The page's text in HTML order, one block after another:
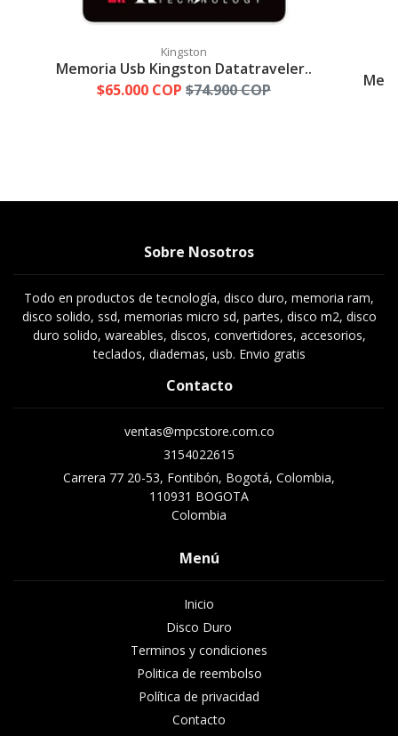
Kingston
Memoria Usb Kingston Datatraveler..
$65.000 COP $74.900 COP
Sobre Nosotros
Todo en productos de tecnología, disco duro, memoria ram,
disco solido, ssd, memorias micro sd, partes, disco m2, disco
duro solido, wareables, discos, convertidores, accesorios,
teclados, diademas, usb. Envio gratis
Contacto
ventas@mpcstore.com.co
3154022615
Carrera 77 20-53, Fontibón, Bogotá, Colombia,
110931 BOGOTA
Colombia
Menú
Inicio
Disco Duro
Terminos y condiciones
Politica de reembolso
Política de privacidad
Contacto